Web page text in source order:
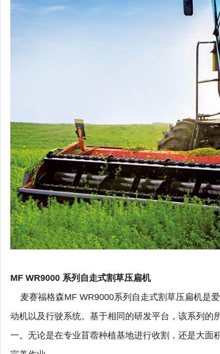
MF WR9000 系列自走式割草压扁机
麦赛福格森MF WR9000系列自走式割草压扁机是
动机以及行驶系统。基于相同的研发平台，该系列
一。无论是在专业苜蓿种植基地进行收割，还是大